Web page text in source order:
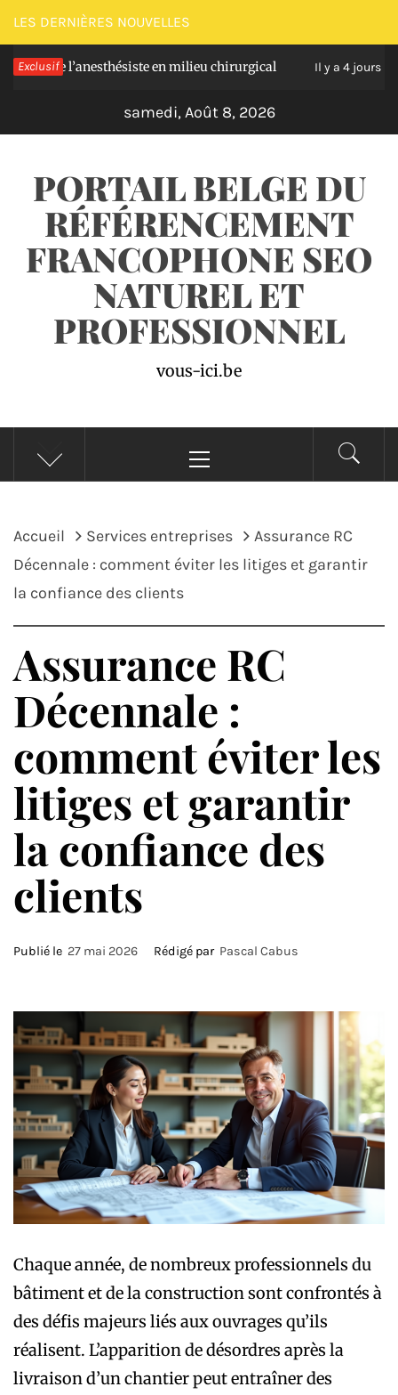
Passer
au
contenu
LES DERNIÈRES NOUVELLES
Exclusif
l’anesthésiste en milieu chirurgical Il y a 4 jours
samedi, Août 8, 2026
PORTAIL BELGE DU
RÉFÉRENCEMENT
FRANCOPHONE SEO
NATUREL ET
PROFESSIONNEL
vous-ici.be
principal
Accueil Services entreprises
Assurance RC
Décennale : comment éviter les litiges et garantir
la confiance des clients
Assurance RC
Décennale :
comment éviter les
litiges et garantir
la confiance des
clients
Publié le 27 mai 2026 Rédigé par Pascal Cabus
Chaque année, de nombreux professionnels du
bâtiment et de la construction sont confrontés à
des défis majeurs liés aux ouvrages qu’ils
réalisent. L’apparition de désordres après la
livraison d’un chantier peut entraîner des